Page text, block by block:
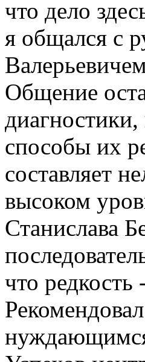
что дело
я общался с
Общение
способы их
составляет
высоком
Станислава
что